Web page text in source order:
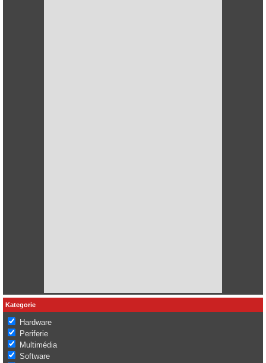
Kategorie
Hardware
Periferie
Multimédia
Software